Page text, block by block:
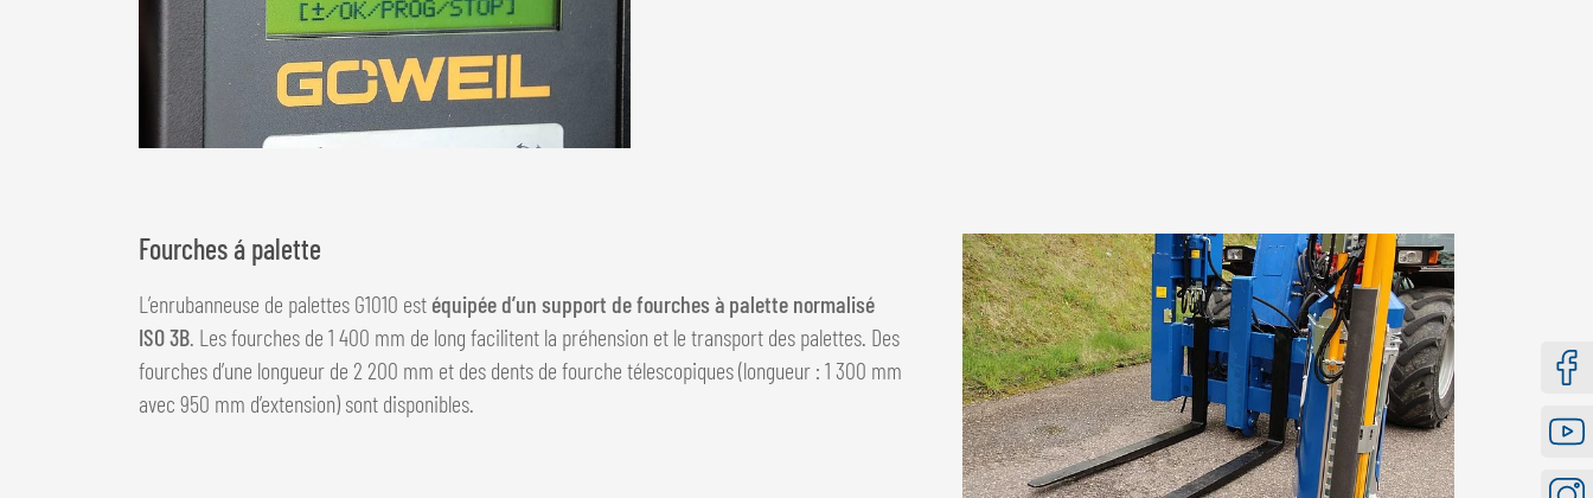
Fourches á palette
L’enrubanneuse de palettes G1010 est équipée d’un support de fourches à palette normalisé
ISO 3B. Les fourches de 1 400 mm de long facilitent la préhension et le transport des palettes. Des
fourches d’une longueur de 2 200 mm et des dents de fourche télescopiques (longueur : 1 300 mm
avec 950 mm d’extension) sont disponibles.